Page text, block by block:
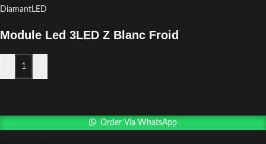
DiamantLED
Module Led 3LED Z Blanc Froid
Order Via WhatsApp